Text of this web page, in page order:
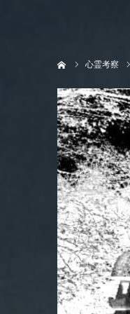
心霊考察